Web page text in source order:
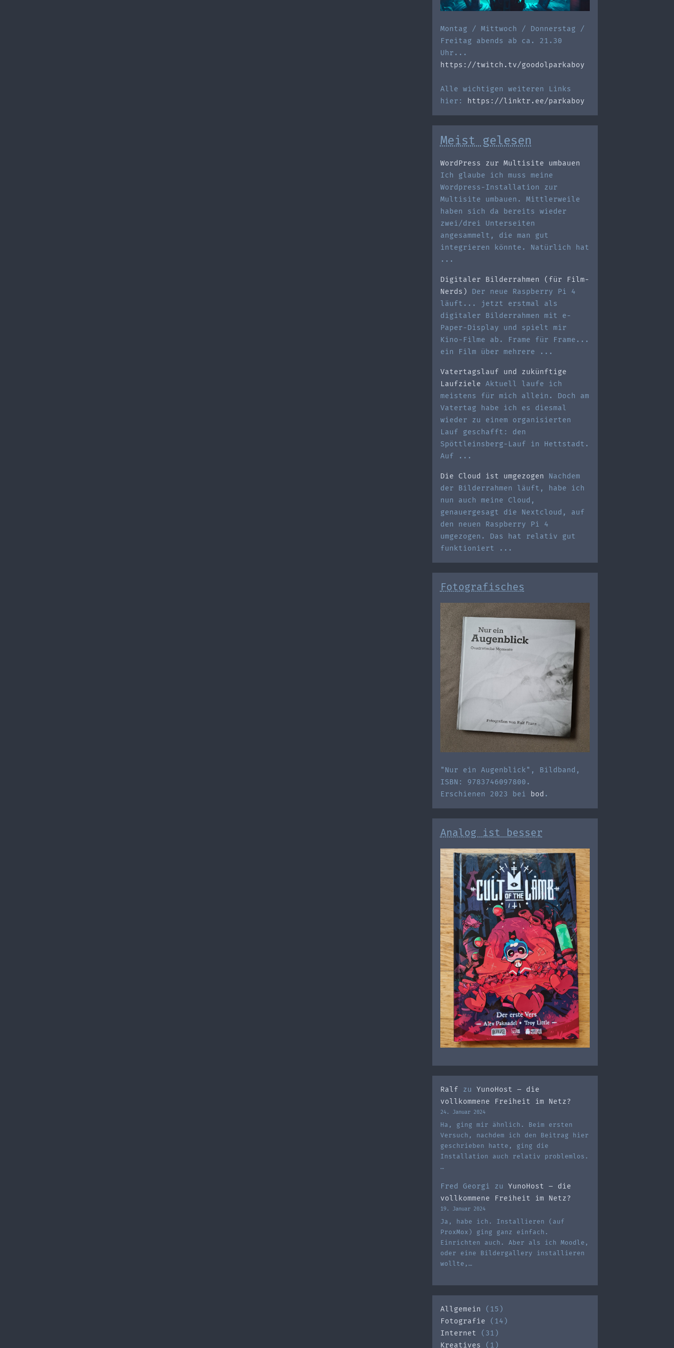
Montag / Mittwoch / Donnerstag /
Freitag abends ab ca. 21.30
Uhr...
https://twitch.tv/goodolparkaboy
Alle wichtigen weiteren Links
hier:
https://linktr.ee/parkaboy
Meist gelesen
WordPress zur Multisite umbauen
Ich glaube ich muss meine
Wordpress-Installation zur
Multisite umbauen. Mittlerweile
haben sich da bereits wieder
zwei/drei Unterseiten
angesammelt, die man gut
integrieren könnte. Natürlich hat
...
Digitaler Bilderrahmen (für Film-
Nerds)
Der neue Raspberry Pi 4
läuft... jetzt erstmal als
digitaler Bilderrahmen mit e-
Paper-Display und spielt mir
Kino-Filme ab. Frame für Frame...
ein Film über mehrere ...
Vatertagslauf und zukünftige
Laufziele Aktuell laufe ich
meistens für mich allein. Doch am
Vatertag habe ich es diesmal
wieder zu einem organisierten
Lauf geschafft: den
Spöttleinsberg-Lauf in Hettstadt.
Auf ...
Die Cloud ist umgezogen
Nachdem
der Bilderrahmen läuft, habe ich
nun auch meine Cloud,
genauergesagt die Nextcloud, auf
den neuen Raspberry Pi 4
umgezogen. Das hat relativ gut
funktioniert ...
Fotografisches
"Nur ein Augenblick", Bildband,
ISBN: 9783746097800.
Erschienen 2023 bei
bod .
Analog ist besser
Ralf zu YunoHost – die
vollkommene Freiheit im Netz?
24. Januar 2024
Ha, ging mir ähnlich. Beim ersten
Versuch, nachdem ich den Beitrag hier
geschrieben hatte, ging die
Installation auch relativ problemlos.
…
Fred Georgi zu YunoHost – die
vollkommene Freiheit im Netz?
19. Januar 2024
Ja, habe ich. Installieren (auf
ProxMox) ging ganz einfach.
Einrichten auch. Aber als ich Moodle,
oder eine Bildergallery installieren
wollte,…
Allgemein (15)
Fotografie (14)
Internet (31)
Kreatives
(1)